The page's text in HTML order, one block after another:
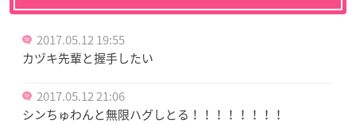
2017.05.12 19:55
カヅキ先輩と握手したい
2017.05.12 21:06
シンちゅわんと無限ハグしとる！！！！！！！！